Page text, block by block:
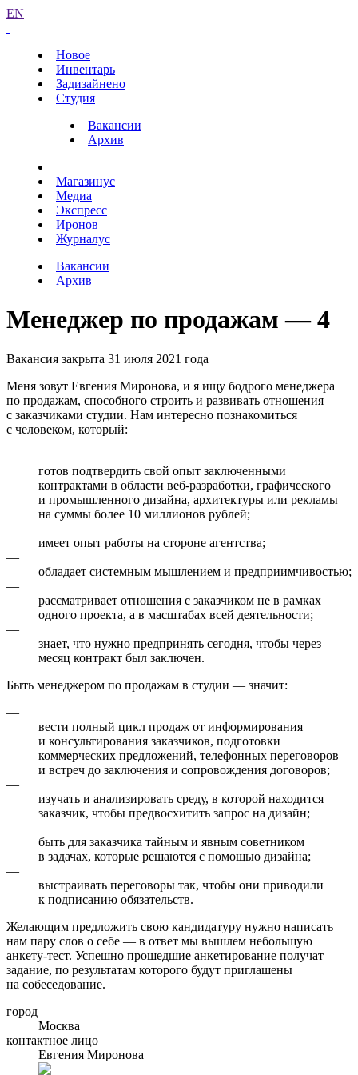
EN
Новое
Инвентарь
Задизайнено
Студия
Вакансии
Архив
Магазинус
Медиа
Экспресс
Иронов
Журналус
Вакансии
Архив
Менеджер по продажам — 4
Вакансия закрыта 31 июля 2021 года
Меня зовут Евгения Миронова, и я ищу бодрого менеджера
по продажам, способного строить и развивать отношения
с заказчиками студии. Нам интересно познакомиться
с человеком, который:
—
готов подтвердить свой опыт заключенными
контрактами в области веб-разработки, графического
и промышленного дизайна, архитектуры или рекламы
на суммы более 10 миллионов рублей;
—
имеет опыт работы на стороне агентства;
—
обладает системным мышлением и предприимчивостью;
—
рассматривает отношения с заказчиком не в рамках
одного проекта, а в масштабах всей деятельности;
—
знает, что нужно предпринять сегодня, чтобы через
месяц контракт был заключен.
Быть менеджером по продажам в студии — значит:
—
вести полный цикл продаж от информирования
и консультирования заказчиков, подготовки
коммерческих предложений, телефонных переговоров
и встреч до заключения и сопровождения договоров;
—
изучать и анализировать среду, в которой находится
заказчик, чтобы предвосхитить запрос на дизайн;
—
быть для заказчика тайным и явным советником
в задачах, которые решаются с помощью дизайна;
—
выстраивать переговоры так, чтобы они приводили
к подписанию обязательств.
Желающим предложить свою кандидатуру нужно написать
нам пару слов о себе — в ответ мы вышлем небольшую
анкету-тест. Успешно прошедшие анкетирование получат
задание, по результатам которого будут приглашены
на собеседование.
город
Москва
контактное лицо
Евгения Миронова